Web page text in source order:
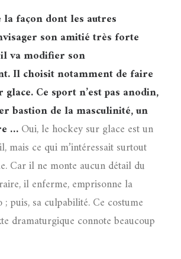
la façon dont les autres
son amitié très forte
va modifier son
Il choisit notamment de faire
glace. Ce sport n’est pas anodin,
bastion de la masculinité, un
…Oui, le hockey sur glace est un
mais ce qui m’intéressait surtout
Car il ne monte aucun détail du
il enferme, emprisonne la
puis, sa culpabilité. Ce costume
dramaturgique connote beaucoup